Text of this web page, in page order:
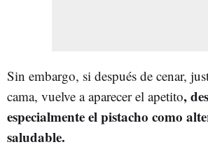
Sin embargo, si después de cenar,
cama, vuelve a aparecer el apetito,
especialmente el pistacho como
saludable.